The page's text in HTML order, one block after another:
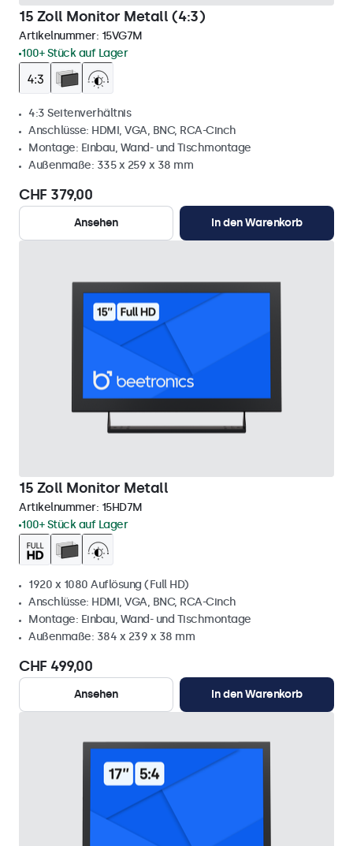
15 Zoll Monitor Metall (4:3)
Artikelnummer: 15VG7M
100+ Stück auf Lager
4:3 Seitenverhältnis
Anschlüsse: HDMI, VGA, BNC, RCA-Cinch
Montage: Einbau, Wand- und Tischmontage
Außenmaße: 335 x 259 x 38 mm
CHF 379,00
Ansehen In den Warenkorb
15 Zoll Monitor Metall
Artikelnummer: 15HD7M
100+ Stück auf Lager
1920 x 1080 Auflösung (Full HD)
Anschlüsse: HDMI, VGA, BNC, RCA-Cinch
Montage: Einbau, Wand- und Tischmontage
Außenmaße: 384 x 239 x 38 mm
CHF 499,00
Ansehen In den Warenkorb